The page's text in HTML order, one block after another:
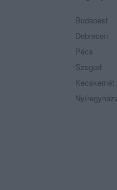
Budapest
Debrecen
Pécs
Szeged
Kecskemét